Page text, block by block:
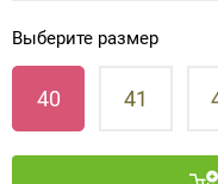
Выберите размер
40 41
Аппараты на суставы
Санитарные
инвалидов